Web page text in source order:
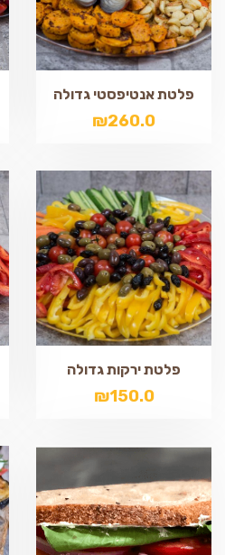
פלטת אנטיפסטי גדולה
₪260.0
פלטת ירקות גדולה
₪150.0